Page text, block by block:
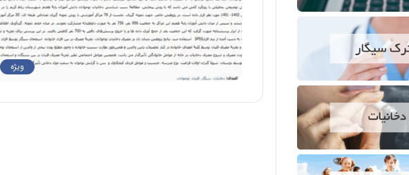
ویژه